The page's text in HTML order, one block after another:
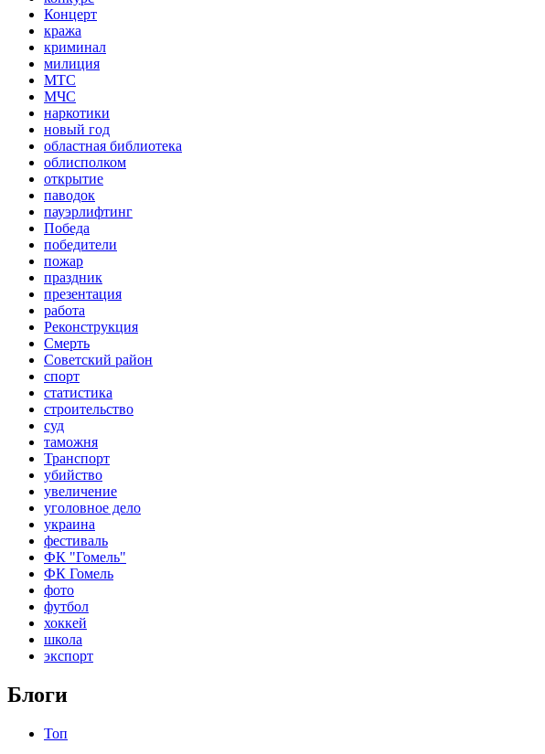
Концерт
кража
криминал
милиция
МТС
МЧС
наркотики
новый год
областная библиотека
облисполком
открытие
паводок
пауэрлифтинг
Победа
победители
пожар
праздник
презентация
работа
Реконструкция
Смерть
Советский район
спорт
статистика
строительство
суд
таможня
Транспорт
убийство
увеличение
уголовное дело
украина
фестиваль
ФК "Гомель"
ФК Гомель
фото
футбол
хоккей
школа
экспорт
Блоги
Топ